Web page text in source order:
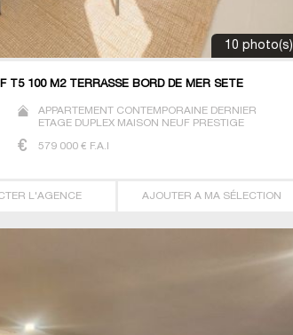
10 photo(s)
T5 100 M2 TERRASSE BORD DE MER SETE
APPARTEMENT CONTEMPORAINE DERNIER
ETAGE DUPLEX MAISON NEUF PRESTIGE
579 000€ F.A.I
L'AGENCE AJOUTER A MA SÉLECTION